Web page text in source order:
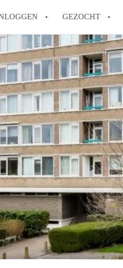
GEZOCHT
Tips: om in Alkmaar een
How to translate
Wat is AppartementAlkmaar?
Wat is de privacyverklaring
Berekent
makelaarsvergoeding/
Alle veelgestelde vragen